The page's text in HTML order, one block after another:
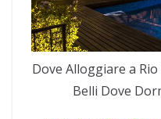
Dove Alloggiare a
Belli Dove